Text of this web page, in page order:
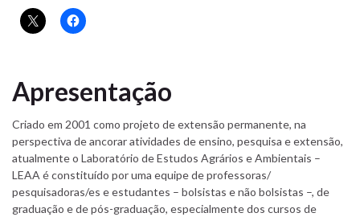
Apresentação
Criado em 2001 como projeto de extensão permanente, na
perspectiva de ancorar atividades de ensino, pesquisa e extensão,
atualmente o Laboratório de Estudos Agrários e Ambientais –
LEAA é constituído por uma equipe de professoras/
pesquisadoras/es e estudantes – bolsistas e não bolsistas –, de
graduação e de pós-graduação, especialmente dos cursos de